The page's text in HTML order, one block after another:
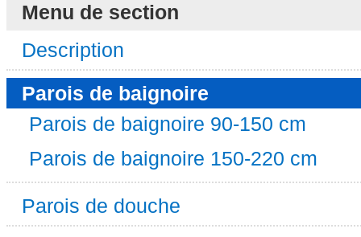
Menu de section
Description
Parois de baignoire
Parois de baignoire 90-150 cm
Parois de baignoire 150-220 cm
Parois de douche